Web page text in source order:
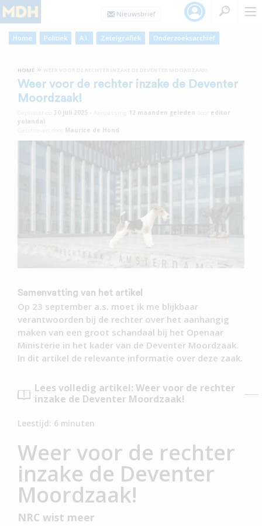
Home Politiek A.I. Zetelgrafiek Onderzoeksarchief
HOME »
Weer voor de rechter inzake de Deventer
Moordzaak!
30 juli 2025 12 maanden geleden
editor
yolandal
Maurice de Hond
Samenvatting van het artikel
Op 23 september a.s. moet ik me blijkbaar
verantwoorden bij de rechter over het aanhangig
maken van een groot schandaal bij het Openaar
Ministerie in het kader van de Deventer Moordzaak.
In dit artikel de relevante informatie over deze zaak.
Lees volledig artikel: Weer voor de rechter
inzake de Deventer Moordzaak!
Leestijd: 6 minuten
Weer voor de rechter
inzake de Deventer
Moordzaak!
NRC wist meer